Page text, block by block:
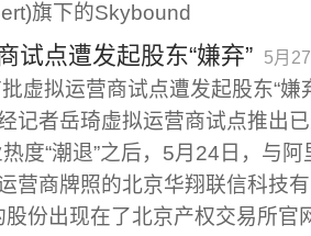
旗下的Skybound
试点遭发起股东“嫌弃” 5月
批虚拟运营商试点遭发起股东“
记者岳琦虚拟运营商试点推出
度“潮退”之后，5月24日，与
营商牌照的北京华翔联信科技
份出现在了北京产权交易所官